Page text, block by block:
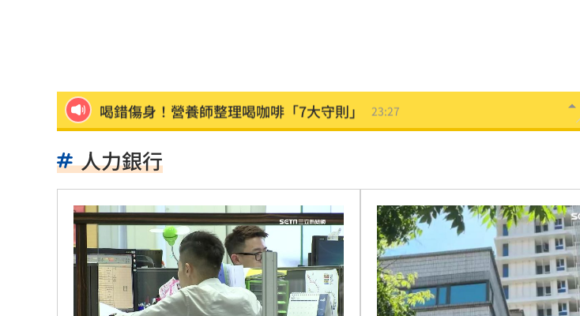
喝錯傷身！營養師整理喝咖啡「7大守則」 23:27
ETF存到2千萬退休！他因1封信重回職場 23:21
社宅包租爆糾紛 房客控業者硬闖屋內趕人 23:16
馬斯克蓋地球最大晶圓廠 專家揭3大隱憂 23:09
人力銀行